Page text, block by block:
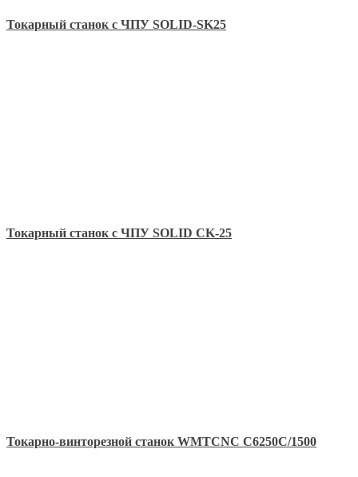
Токарный станок с ЧПУ SOLID-SK25
Токарный станок с ЧПУ SOLID CK-25
Токарно-винторезной станок WMTCNC C6250C/1500